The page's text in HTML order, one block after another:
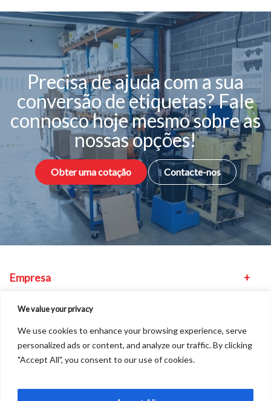
We value your privacy
We use cookies to enhance your browsing experience, serve
personalized ads or content, and analyze our traffic. By clicking
"Accept All", you consent to our use of cookies.
Precisa de ajuda com a sua
conversão de etiquetas? Fale
connosco hoje mesmo sobre as
nossas opções!
Obter uma cotação Contacte-nos
Empresa
Equipamento
Outros
Encontre-nos